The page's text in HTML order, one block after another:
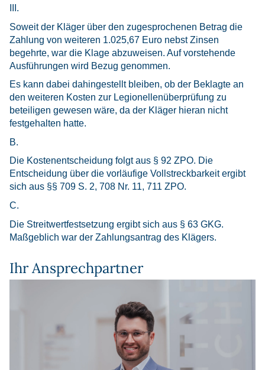
III.
Soweit der Kläger über den zugesprochenen Betrag die
Zahlung von weiteren 1.025,67 Euro nebst Zinsen
begehrte, war die Klage abzuweisen. Auf vorstehende
Ausführungen wird Bezug genommen.
Es kann dabei dahingestellt bleiben, ob der Beklagte an
den weiteren Kosten zur Legionellenüberprüfung zu
beteiligen gewesen wäre, da der Kläger hieran nicht
festgehalten hatte.
B.
Die Kostenentscheidung folgt aus § 92 ZPO. Die
Entscheidung über die vorläufige Vollstreckbarkeit ergibt
sich aus §§ 709 S. 2, 708 Nr. 11, 711 ZPO.
C.
Die Streitwertfestsetzung ergibt sich aus § 63 GKG.
Maßgeblich war der Zahlungsantrag des Klägers.
Ihr Ansprechpartner